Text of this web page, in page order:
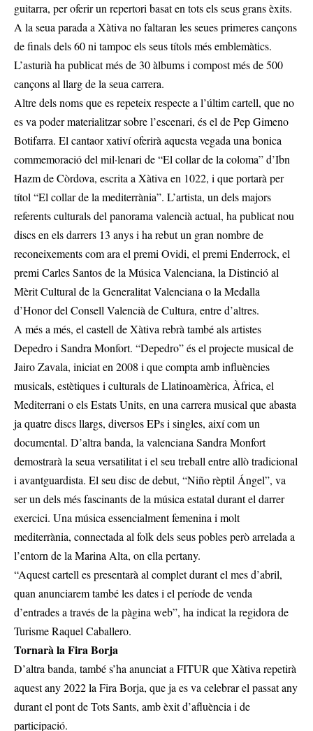
guitarra, per oferir un repertori basat en tots els seus grans èxits.
A la seua parada a Xàtiva no faltaran les seues primeres cançons
de finals dels 60 ni tampoc els seus títols més emblemàtics.
L’asturià ha publicat més de 30 àlbums i compost més de 500
cançons al llarg de la seua carrera.
Altre dels noms que es repeteix respecte a l’últim cartell, que no
es va poder materialitzar sobre l’escenari, és el de Pep Gimeno
Botifarra. El cantaor xativí oferirà aquesta vegada una bonica
commemoració del mil·lenari de “El collar de la coloma” d’Ibn
Hazm de Còrdova, escrita a Xàtiva en 1022, i que portarà per
títol “El collar de la mediterrània”. L’artista, un dels majors
referents culturals del panorama valencià actual, ha publicat nou
discs en els darrers 13 anys i ha rebut un gran nombre de
reconeixements com ara el premi Ovidi, el premi Enderrock, el
premi Carles Santos de la Música Valenciana, la Distinció al
Mèrit Cultural de la Generalitat Valenciana o la Medalla
d’Honor del Consell Valencià de Cultura, entre d’altres.
A més a més, el castell de Xàtiva rebrà també als artistes
Depedro i Sandra Monfort. “Depedro” és el projecte musical de
Jairo Zavala, iniciat en 2008 i que compta amb influències
musicals, estètiques i culturals de Llatinoamèrica, Àfrica, el
Mediterrani o els Estats Units, en una carrera musical que abasta
ja quatre discs llargs, diversos EPs i singles, així com un
documental. D’altra banda, la valenciana Sandra Monfort
demostrarà la seua versatilitat i el seu treball entre allò tradicional
i avantguardista. El seu disc de debut, “Niño rèptil Ángel”, va
ser un dels més fascinants de la música estatal durant el darrer
exercici. Una música essencialment femenina i molt
mediterrània, connectada al folk dels seus pobles però arrelada a
l’entorn de la Marina Alta, on ella pertany.
“Aquest cartell es presentarà al complet durant el mes d’abril,
quan anunciarem també les dates i el període de venda
d’entrades a través de la pàgina web”, ha indicat la regidora de
Turisme Raquel Caballero.
Tornarà la Fira Borja
D’altra banda, també s’ha anunciat a FITUR que Xàtiva repetirà
aquest any 2022 la Fira Borja, que ja es va celebrar el passat any
durant el pont de Tots Sants, amb èxit d’afluència i de
participació.